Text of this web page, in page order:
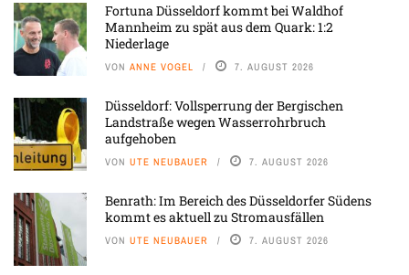
Fortuna Düsseldorf kommt bei Waldhof
Mannheim zu spät aus dem Quark: 1:2
Niederlage
VON ANNE VOGEL 7. AUGUST 2026
Düsseldorf: Vollsperrung der Bergischen
Landstraße wegen Wasserrohrbruch
aufgehoben
VON UTE NEUBAUER 7. AUGUST 2026
Benrath: Im Bereich des Düsseldorfer Südens
kommt es aktuell zu Stromausfällen
VON UTE NEUBAUER 7. AUGUST 2026